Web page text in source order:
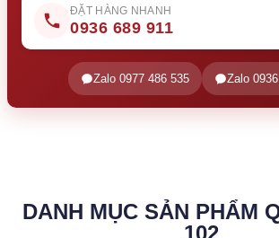
ĐẶT HÀNG NHANH
0936 689 911
Zalo 0977 486 535 Zalo
DANH MỤC SẢN PHẨM
102